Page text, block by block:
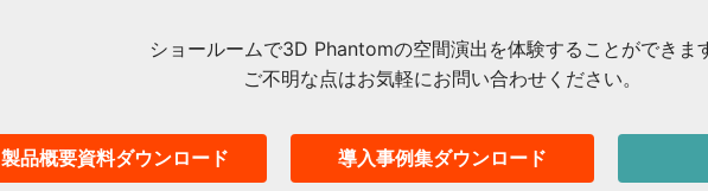
ショールームで3D Phantomの空間演出を体験することができま
ご不明な点はお気軽にお問い合わせください。
製品概要資料ダウンロード 導入事例集ダウンロード